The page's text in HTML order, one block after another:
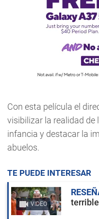
Con esta película el
visibilizar la realidad de
infancia y destacar la
abuelos.
TE PUEDE INTERESAR
VIDEO